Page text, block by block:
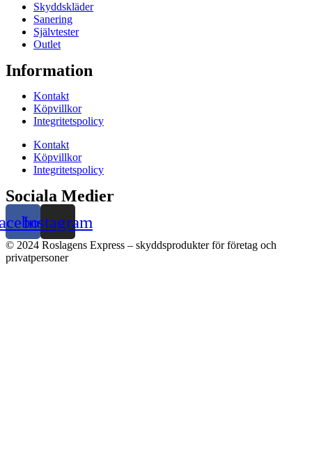
Skyddskläder
Sanering
Självtester
Outlet
Information
Kontakt
Köpvillkor
Integritetspolicy
Kontakt
Köpvillkor
Integritetspolicy
Sociala Medier
Instagram
© 2024 Roslagens Express – skyddsprodukter för företag och
privatpersoner